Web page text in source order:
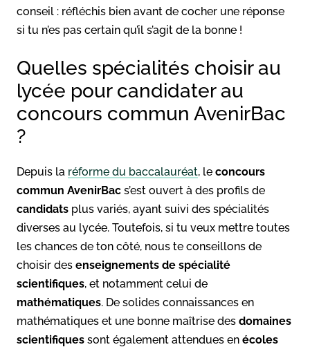
conseil : réfléchis bien avant de cocher une réponse
si tu n’es pas certain qu’il s’agit de la bonne !
Quelles spécialités choisir au
lycée pour candidater au
concours commun AvenirBac
?
Depuis la réforme du baccalauréat, le concours
commun AvenirBac s’est ouvert à des profils de
candidats plus variés, ayant suivi des spécialités
diverses au lycée. Toutefois, si tu veux mettre toutes
les chances de ton côté, nous te conseillons de
choisir des enseignements de spécialité
scientifiques, et notamment celui de
mathématiques. De solides connaissances en
mathématiques et une bonne maîtrise des domaines
scientifiques sont également attendues en écoles